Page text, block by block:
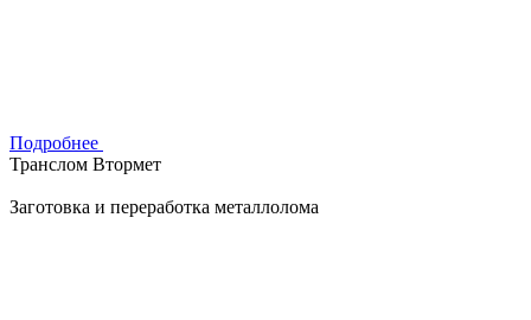
Подробнее
Транслом Втормет
Заготовка и переработка металлолома